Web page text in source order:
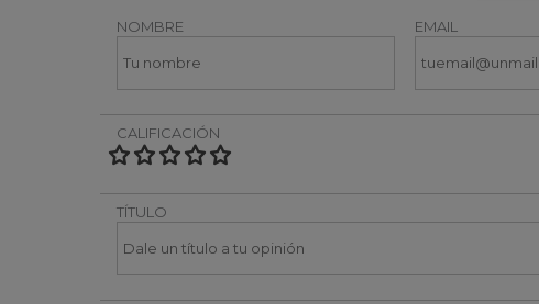
NOMBRE EMAIL
CALIFICACIÓN
TÍTULO